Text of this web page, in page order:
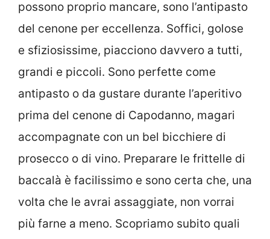
possono proprio mancare, sono l’antipasto
del cenone per eccellenza. Soffici, golose
e sfiziosissime, piacciono davvero a tutti,
grandi e piccoli. Sono perfette come
antipasto o da gustare durante l’aperitivo
prima del cenone di Capodanno, magari
accompagnate con un bel bicchiere di
prosecco o di vino. Preparare le frittelle di
baccalà è facilissimo e sono certa che, una
volta che le avrai assaggiate, non vorrai
più farne a meno. Scopriamo subito quali